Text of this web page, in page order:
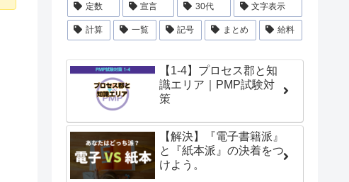
定数 宣言 30代 文字表示
計算 一覧 記号 まとめ 給料
【1-4】プロセス郡と知
識エリア｜PMP試験対
策
【解決】『電子書籍派』
と『紙本派』の決着をつ
けよう。